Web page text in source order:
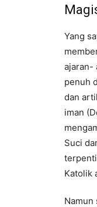
Yang
ajaran-
penuh
dan
iman
Suci
Katolik
Namun